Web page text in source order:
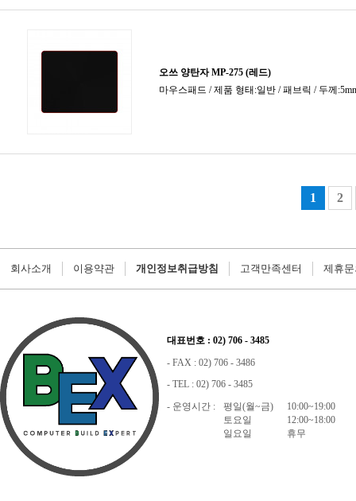
회사소개 이용약관 개인정보취급방침 고객만족센터 제휴
대표번호 : 02) 706 - 3485
- FAX : 02) 706 - 3486
- TEL : 02) 706 - 3485
- 운영시간 :
평일(월~금)
10:00~19:00
토요일
12:00~18:00
일요일
휴무